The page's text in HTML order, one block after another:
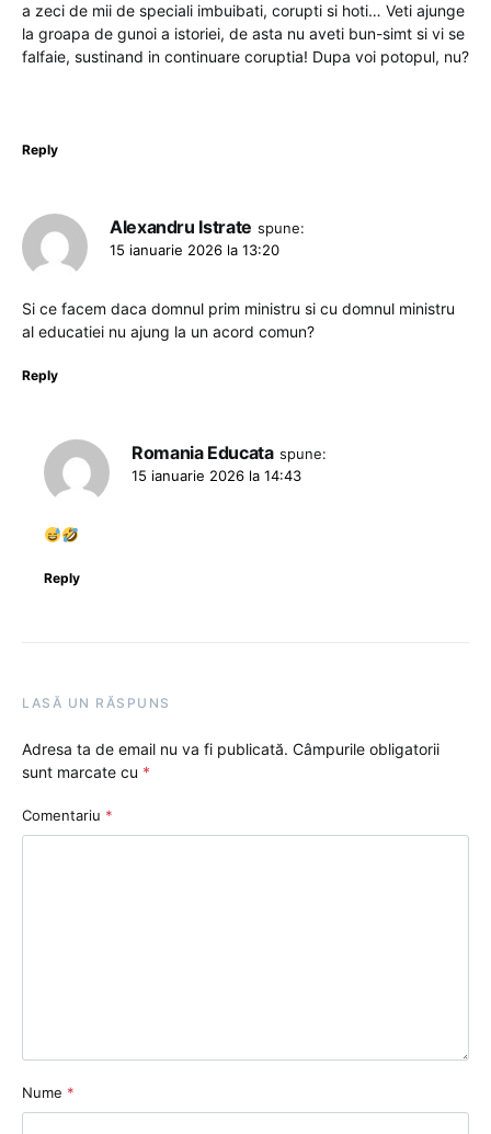
a zeci de mii de speciali imbuibati, corupti si hoti… Veti ajunge
la groapa de gunoi a istoriei, de asta nu aveti bun-simt si vi se
falfaie, sustinand in continuare coruptia! Dupa voi potopul, nu?
Reply
Alexandru Istrate spune:
15 ianuarie 2026 la 13:20
Si ce facem daca domnul prim ministru si cu domnul ministru
al educatiei nu ajung la un acord comun?
Reply
Romania Educata spune:
15 ianuarie 2026 la 14:43
Reply
LASĂ UN RĂSPUNS
Adresa ta de email nu va fi publicată. Câmpurile obligatorii
sunt marcate cu *
Comentariu *
Nume *